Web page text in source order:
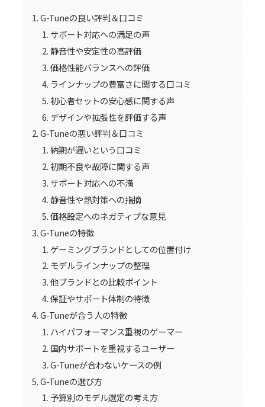
G-Tuneの良い評判＆口コミ
サポート対応への満足の声
静音性や安定性の高評価
価格性能バランスへの評価
ラインナップの豊富さに関する口コミ
初心者セットの安心感に関する声
デザインや拡張性を評価する声
G-Tuneの悪い評判＆口コミ
納期が遅いという口コミ
初期不良や故障に関する声
サポート対応への不満
静音性や熱対策への指摘
価格設定へのネガティブな意見
G-Tuneの特徴
ゲーミングブランドとしての位置付け
モデルラインナップの整理
他ブランドとの比較ポイント
保証やサポート体制の特徴
G-Tuneが合う人の特徴
ハイパフォーマンス重視のゲーマー
国内サポートを重視するユーザー
G-Tuneが合わないケースの例
G-Tuneの選び方
予算別のモデル選定の考え方